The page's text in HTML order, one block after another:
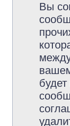
Вы